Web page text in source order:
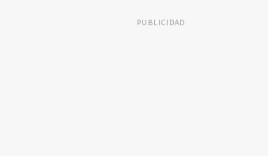
PUBLICIDAD